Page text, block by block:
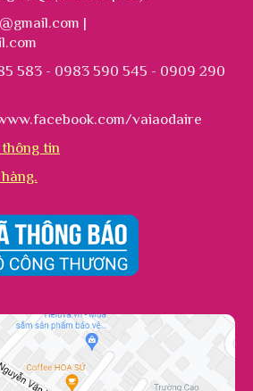
|
583 - 0983 590 545 - 0909 290
vaiaodaire
tin